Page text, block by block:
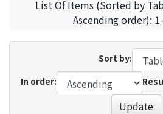
List Of Items (Sorted by
Ascending order):
Sort by:
In order:
Update